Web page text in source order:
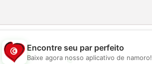
💖
Encontre seu par perfeito
Baixe agora nosso aplicativo de namoro!